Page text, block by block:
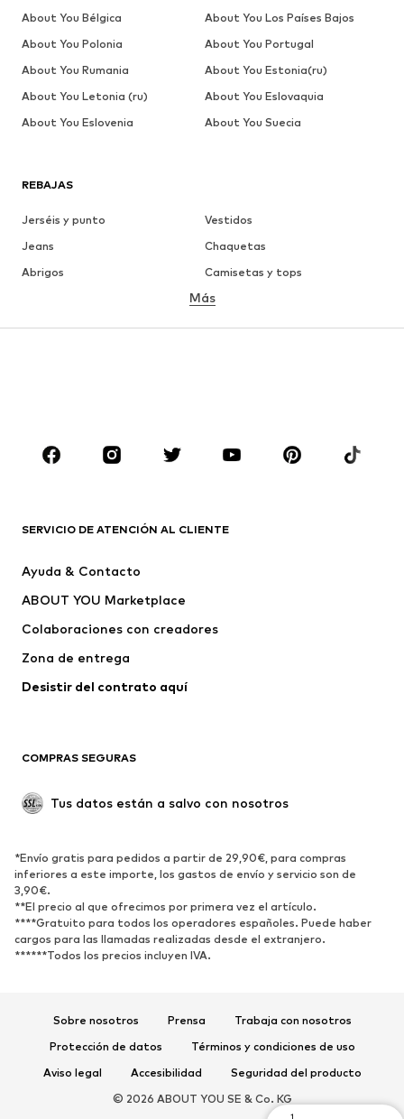
1
REBAJAS
Jerséis y punto
Vestidos
Jeans
Chaquetas
Abrigos
Camisetas y tops
Ropa interior
Faldas
Blusas y camisas
Zapatos
Deporte
Vestidos
Camisetas y tops
Chaquetas
Jerséis y punto
Ropa interior
Abrigos
Tallas grandes
Reciclado
ZAPATOS
Nuevo
Zapatillas de deporte
Botines
Zapatos de tacón y plataforma Botas
Zapatillas de casa
Exclusivo
Más
SERVICIO DE ATENCIÓN AL CLIENTE
Ayuda & Contacto
ABOUT YOU Marketplace
Colaboraciones con creadores
Zona de entrega
Desistir del contrato aquí
COMPRAS SEGURAS
Tus datos están a salvo con nosotros
*Envío gratis para pedidos a partir de 29,90€, para compras
inferiores a este importe, los gastos de envío y servicio son de
3,90€.
**El precio al que ofrecimos por primera vez el artículo.
****Gratuito para todos los operadores españoles. Puede haber
cargos para las llamadas realizadas desde el extranjero.
******Todos los precios incluyen IVA.
Sobre nosotros Prensa
Trabaja con nosotros
Protección de datos
Términos y condiciones de uso
Aviso legal
Accesibilidad
Seguridad del producto
© 2026 ABOUT YOU SE & Co. KG
About You Bélgica
About You Los Países Bajos
About You Polonia
About You Portugal
About You Rumania
About You Estonia(ru)
About You Letonia (ru)
About You Eslovaquia
About You Eslovenia
About You Suecia